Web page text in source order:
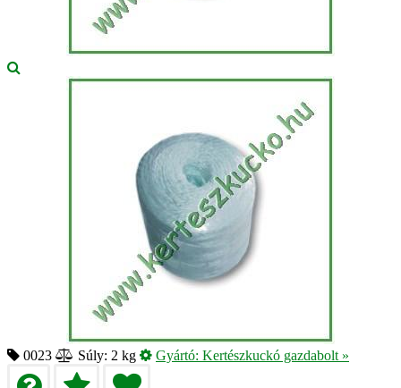
0023 Súly: 2 kg Gyártó: Kertészkuckó gazdabolt »